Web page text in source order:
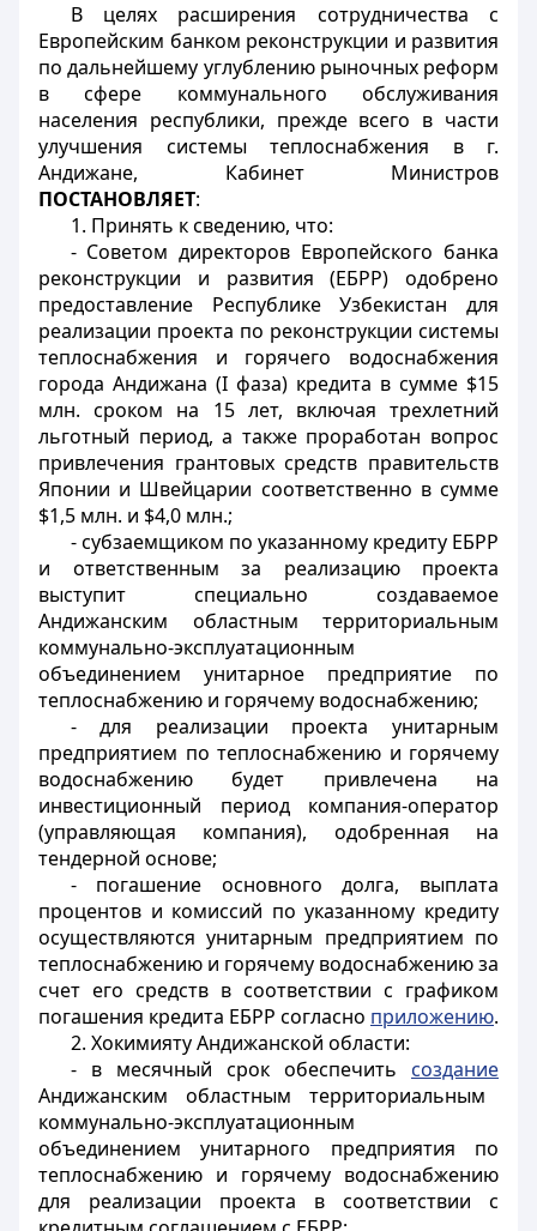
В целях расширения сотрудничества с
Европейским банком реконструкции и развития
по дальнейшему углублению рыночных реформ
в сфере коммунального обслуживания
населения республики, прежде всего в части
улучшения системы теплоснабжения в г.
Андижане, Кабинет Министров
ПОСТАНОВЛЯЕТ:
1. Принять к сведению, что:
- Советом директоров Европейского банка
реконструкции и развития (ЕБРР) одобрено
предоставление Республике Узбекистан для
реализации проекта по реконструкции системы
теплоснабжения и горячего водоснабжения
города Андижана (I фаза) кредита в сумме $15
млн. сроком на 15 лет, включая трехлетний
льготный период, а также проработан вопрос
привлечения грантовых средств правительств
Японии и Швейцарии соответственно в сумме
$1,5 млн. и $4,0 млн.;
- субзаемщиком по указанному кредиту ЕБРР
и ответственным за реализацию проекта
выступит специально создаваемое
Андижанским областным территориальным
коммунально-эксплуатационным
объединением унитарное предприятие по
теплоснабжению и горячему водоснабжению;
- для реализации проекта унитарным
предприятием по теплоснабжению и горячему
водоснабжению будет привлечена на
инвестиционный период компания-оператор
(управляющая компания), одобренная на
тендерной основе;
- погашение основного долга, выплата
процентов и комиссий по указанному кредиту
осуществляются унитарным предприятием по
теплоснабжению и горячему водоснабжению за
счет его средств в соответствии с графиком
погашения кредита ЕБРР согласно приложению.
2. Хокимияту Андижанской области:
- в месячный срок обеспечить создание
Андижанским областным территориальным
коммунально-эксплуатационным
объединением унитарного предприятия по
теплоснабжению и горячему водоснабжению
для реализации проекта в соответствии с